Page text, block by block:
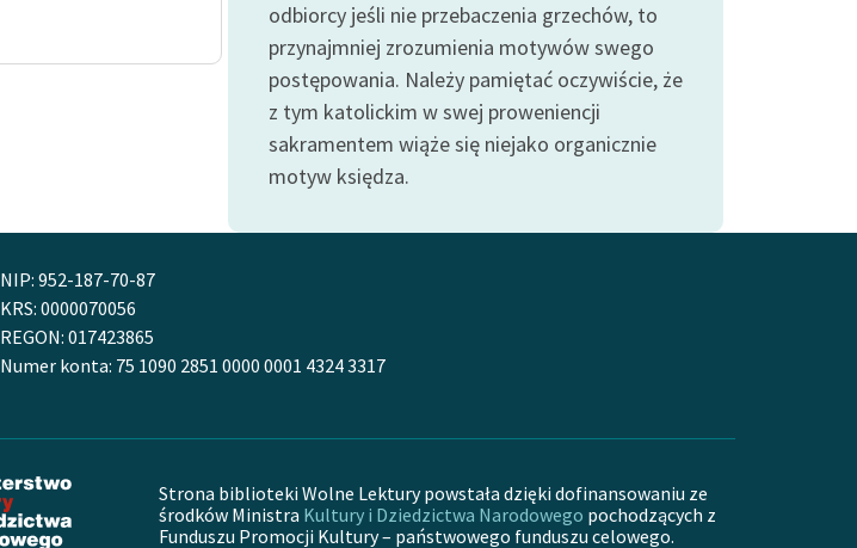
odbiorcy jeśli nie przebaczenia grzechów, to
przynajmniej zrozumienia motywów swego
postępowania. Należy pamiętać oczywiście, że
z tym katolickim w swej proweniencji
sakramentem wiąże się niejako organicznie
motyw księdza.
NIP: 952-187-70-87
KRS: 0000070056
REGON: 017423865
Numer konta: 75 1090 2851 0000 0001 4324 3317
Strona biblioteki Wolne Lektury powstała dzięki dofinansowaniu ze
środków Ministra Kultury i Dziedzictwa Narodowego pochodzących z
Funduszu Promocji Kultury – państwowego funduszu celowego.